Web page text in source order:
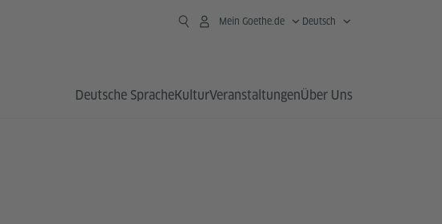
Mein Goethe.de Deutsch
Deutsche SpracheKulturVeranstaltungenÜber Uns